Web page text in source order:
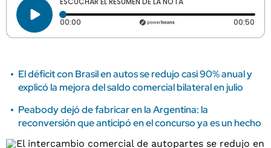
00:00 Tiempo transcurrido: 0 segundos 00:50
El déficit con Brasil en autos se redujo casi 90% anual y
explicó la mejora del saldo comercial bilateral en julio
Peabody dejó de fabricar en la Argentina: la
reconversión que anticipó en el concurso ya es un hecho